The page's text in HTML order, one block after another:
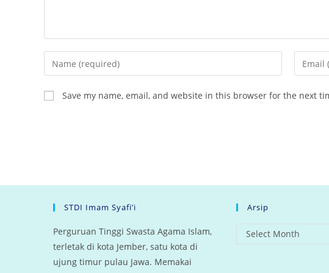
Enter
your
name
or
Enter
your
Save my name, email, and website in this browser for the next
STDI Imam Syafi’i
Perguruan Tinggi Swasta Agama Islam,
terletak di kota Jember, satu kota di
ujung timur pulau Jawa. Memakai
Arsip
arsip
Select Month